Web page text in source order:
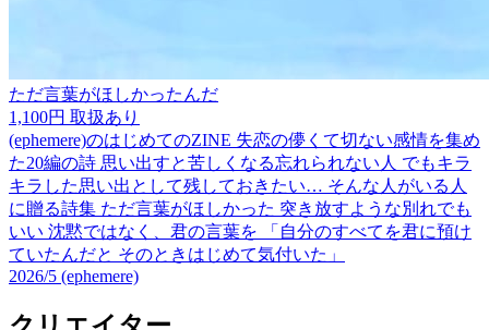
ただ言葉がほしかったんだ
1,100円 取扱あり
(ephemere)のはじめてのZINE 失恋の儚くて切ない感情を集め
た20編の詩 思い出すと苦しくなる忘れられない人 でもキラ
キラした思い出として残しておきたい… そんな人がいる人
に贈る詩集 ただ言葉がほしかった 突き放すような別れでも
いい 沈黙ではなく、君の言葉を 「自分のすべてを君に預け
ていたんだと そのときはじめて気付いた」
2026/5 (ephemere)